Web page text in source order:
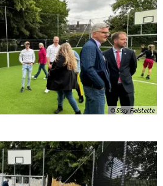
© Sissy Fielstette